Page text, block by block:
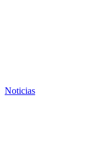
Noticias